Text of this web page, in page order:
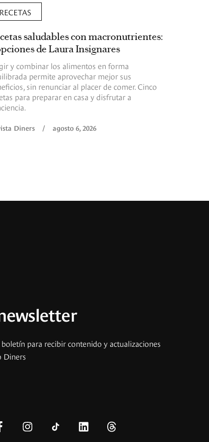
RECETAS
saludables con macronutrientes:
de Laura Insignares
y combinar los alimentos en forma
permite aprovechar mejor sus
sin renunciar al placer de comer. Cinco
para preparar en casa y disfrutar a
Diners / agosto 6, 2026
para recibir contenido y actualizaciones
Diners